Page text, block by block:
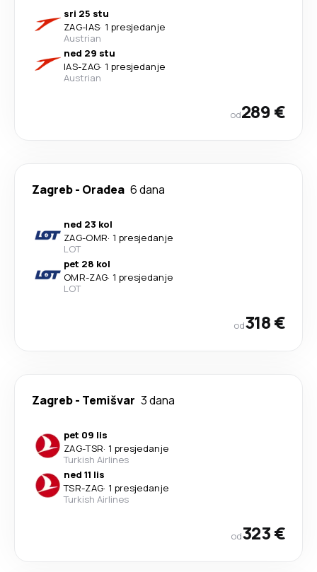
sri 25 stu
ZAG-IAS· 1 presjedanje
Austrian
ned 29 stu
IAS-ZAG· 1 presjedanje
Austrian
od289 €
Zagreb- Oradea 6 dana
ned 23 kol
ZAG-OMR· 1 presjedanje
LOT
pet 28 kol
OMR-ZAG· 1 presjedanje
LOT
od318 €
Zagreb- Temišvar 3 dana
pet 09 lis
ZAG-TSR· 1 presjedanje
Turkish Airlines
ned 11 lis
TSR-ZAG· 1 presjedanje
Turkish Airlines
od323 €